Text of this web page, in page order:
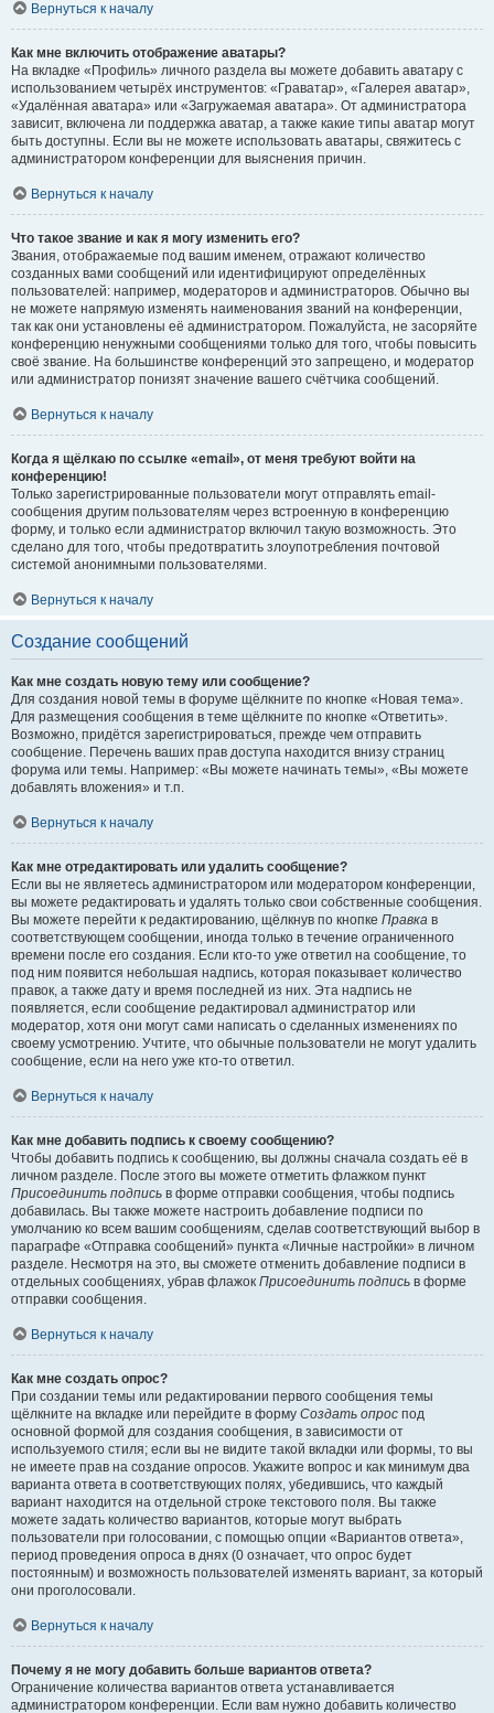
Вернуться к началу
Как мне включить отображение аватары?
На вкладке «Профиль» личного раздела вы можете добавить аватару с
использованием четырёх инструментов: «Граватар», «Галерея аватар»,
«Удалённая аватара» или «Загружаемая аватара». От администратора
зависит, включена ли поддержка аватар, а также какие типы аватар могут
быть доступны. Если вы не можете использовать аватары, свяжитесь с
администратором конференции для выяснения причин.
Вернуться к началу
Что такое звание и как я могу изменить его?
Звания, отображаемые под вашим именем, отражают количество
созданных вами сообщений или идентифицируют определённых
пользователей: например, модераторов и администраторов. Обычно вы
не можете напрямую изменять наименования званий на конференции,
так как они установлены её администратором. Пожалуйста, не засоряйте
конференцию ненужными сообщениями только для того, чтобы повысить
своё звание. На большинстве конференций это запрещено, и модератор
или администратор понизят значение вашего счётчика сообщений.
Вернуться к началу
Когда я щёлкаю по ссылке «email», от меня требуют войти на
конференцию!
Только зарегистрированные пользователи могут отправлять email-
сообщения другим пользователям через встроенную в конференцию
форму, и только если администратор включил такую возможность. Это
сделано для того, чтобы предотвратить злоупотребления почтовой
системой анонимными пользователями.
Вернуться к началу
Создание сообщений
Как мне создать новую тему или сообщение?
Для создания новой темы в форуме щёлкните по кнопке «Новая тема».
Для размещения сообщения в теме щёлкните по кнопке «Ответить».
Возможно, придётся зарегистрироваться, прежде чем отправить
сообщение. Перечень ваших прав доступа находится внизу страниц
форума или темы. Например: «Вы можете начинать темы», «Вы можете
добавлять вложения» и т.п.
Вернуться к началу
Как мне отредактировать или удалить сообщение?
Если вы не являетесь администратором или модератором конференции,
вы можете редактировать и удалять только свои собственные сообщения.
Вы можете перейти к редактированию, щёлкнув по кнопке Правка в
соответствующем сообщении, иногда только в течение ограниченного
времени после его создания. Если кто-то уже ответил на сообщение, то
под ним появится небольшая надпись, которая показывает количество
правок, а также дату и время последней из них. Эта надпись не
появляется, если сообщение редактировал администратор или
модератор, хотя они могут сами написать о сделанных изменениях по
своему усмотрению. Учтите, что обычные пользователи не могут удалить
сообщение, если на него уже кто-то ответил.
Вернуться к началу
Как мне добавить подпись к своему сообщению?
Чтобы добавить подпись к сообщению, вы должны сначала создать её в
личном разделе. После этого вы можете отметить флажком пункт
Присоединить подпись в форме отправки сообщения, чтобы подпись
добавилась. Вы также можете настроить добавление подписи по
умолчанию ко всем вашим сообщениям, сделав соответствующий выбор в
параграфе «Отправка сообщений» пункта «Личные настройки» в личном
разделе. Несмотря на это, вы сможете отменить добавление подписи в
отдельных сообщениях, убрав флажок Присоединить подпись в форме
отправки сообщения.
Вернуться к началу
Как мне создать опрос?
При создании темы или редактировании первого сообщения темы
щёлкните на вкладке или перейдите в форму Создать опрос под
основной формой для создания сообщения, в зависимости от
используемого стиля; если вы не видите такой вкладки или формы, то вы
не имеете прав на создание опросов. Укажите вопрос и как минимум два
варианта ответа в соответствующих полях, убедившись, что каждый
вариант находится на отдельной строке текстового поля. Вы также
можете задать количество вариантов, которые могут выбрать
пользователи при голосовании, с помощью опции «Вариантов ответа»,
период проведения опроса в днях (0 означает, что опрос будет
постоянным) и возможность пользователей изменять вариант, за который
они проголосовали.
Вернуться к началу
Почему я не могу добавить больше вариантов ответа?
Ограничение количества вариантов ответа устанавливается
администратором конференции. Если вам нужно добавить количество